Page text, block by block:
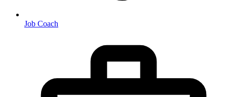
Job Coach